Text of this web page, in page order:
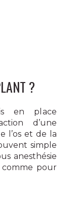
?
en place
d’une
l’os et de la
simple
anesthésie
comme pour